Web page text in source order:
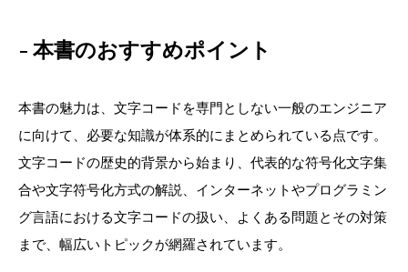
本書のおすすめポイント
本書の魅力は、文字コードを専門としない一般のエンジニア
に向けて、必要な知識が体系的にまとめられている点です。
文字コードの歴史的背景から始まり、代表的な符号化文字集
合や文字符号化方式の解説、インターネットやプログラミン
グ言語における文字コードの扱い、よくある問題とその対策
まで、幅広いトピックが網羅されています。